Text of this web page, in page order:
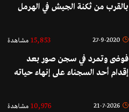
بالقرب من ثكنة الجيش في الهرمل
27-9-2020
15,853 مشاهدة
فوضى وتمرد في سجن صور بعد
إقدام أحد السجناء على إنهاء حياته
21-7-2026
10,976 مشاهدة